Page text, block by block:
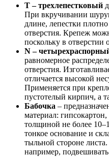
T – трехлепестковый
При вкручивании
длине, лепестки
отверстия. Крепеж
поскольку в отверстии
N –
равномерное
отверстия.
отличается высокой
Применяется при
пустотелый кирпич, а
Бабочка –
материал:
толщиной не более
тонкое основание и
тыльной стороне
например,